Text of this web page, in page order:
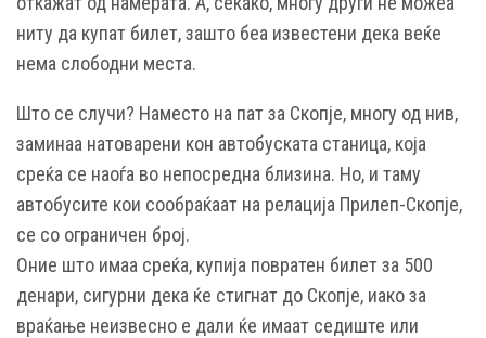
ниту да купат билет, зашто беа известени дека веќе
нема слободни места.
Што се случи? Наместо на пат за Скопје, многу од нив,
заминаа натоварени кон автобуската станица, која
среќа се наоѓа во непосредна близина. Но, и таму
автобусите кои сообраќаат на релација Прилеп-Скопје,
се со ограничен број.
Оние што имаа среќа, купија повратен билет за 500
денари, сигурни дека ќе стигнат до Скопје, иако за
враќање неизвесно е дали ќе имаат седиште или